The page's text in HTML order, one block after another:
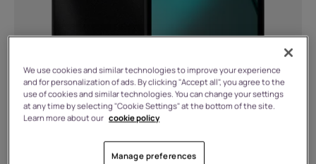
Chargement de 33 W (compatible
QC4.0 et PD3.0 PPS), chargement sans
fil magnétique de 15 W, chargement
sans fil inversé de 5 W, certifié Qi2 (1)
Compatible avec la charge 10 W.
2 MB RAM, 64 GB Stockage
€109.99
We use cookies and similar technologies to improve your experience
and for personalization of ads. By clicking "Accept all", you agree to the
use of cookies and similar technologies. You can change your settings
at any time by selecting "Cookie Settings" at the bottom of the site.
Learn more about our cookie policy
Manage preferences